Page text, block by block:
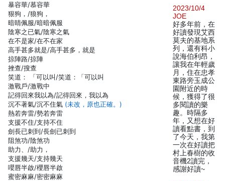
暴容華/慕容華
狠狗，/狼狗，
暗睛佩服/暗暗佩服
陰寒之已氣/陰寒之氣
在不是家/在不在家
高手甚多就是/高手甚多，就是
掠陣路/掠陣
挫查/搜查
笑道： 「可以叫/笑道：「可以叫
激戰戶/激戰中
記得回來我以為/記得回來，我以為
沉不著氣/沉不住氣 (未改，原也正確。)
熱若奔雷/勢若奔雷
支援不住/支持不住
劍長已刺到/長劍已刺到
阻煞功/陰煞功
助力、/助力，
支援幾天/支持幾天
嚶唇半啟/櫻唇半啟
蜜密麻麻/密密麻麻
2023/10/4
JOE
好多年前，在
好讀發現艾西
莫夫的基地系
列，還有科小
說海伯利昂，
讓我在年輕歲
月，住在忠孝
東路旁玉成公
園附近的時
候，獲得了很
多閱讀的樂
趣。時隔多
年，又想在好
讀看點書，到
了今天，我第
一次在好讀把
村上春樹的收
音機2讀完，
感謝好讀~